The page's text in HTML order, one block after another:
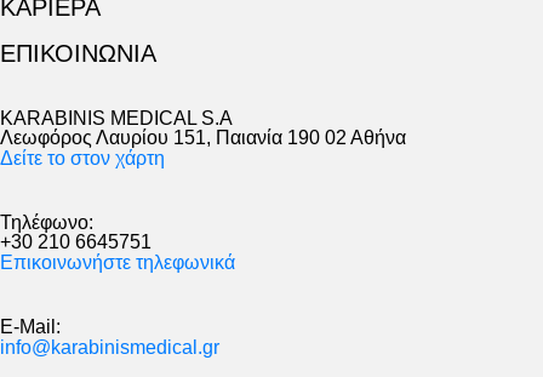
ΚΑΡΙΕΡΑ
ΕΠΙΚΟΙΝΩΝΙΑ
KARABINIS MEDICAL S.A
Λεωφόρος Λαυρίου 151, Παιανία 190 02 Αθήνα
Δείτε το στον χάρτη
Τηλέφωνο:
+30 210 6645751
Επικοινωνήστε τηλεφωνικά
E-Mail:
info@karabinismedical.gr